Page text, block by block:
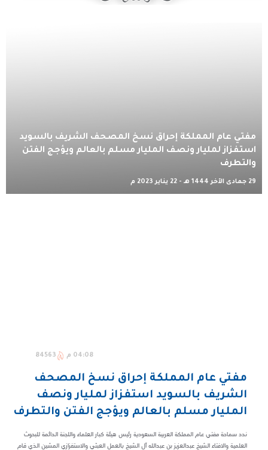
مفتي عام المملكة إحراق نسخ المصحف الشريف بالسويد
استفزاز لمليار ونصف المليار مسلم بالعالم ويؤجج الفتن
والتطرف
29 جمادى الآخر 1444 هـ - 22 يناير 2023 م
04:08 م 84563
مفتي عام المملكة إحراق نسخ المصحف
الشريف بالسويد استفزاز لمليار ونصف
المليار مسلم بالعالم ويؤجج الفتن والتطرف
ندد سماحة مفتي عام المملكة العربية السعودية رئيس هيئة كبار العلماء واللجنة الدائمة للبحوث
العلمية والافتاء الشيخ عبدالعزيز بن عبدالله آل الشيخ بالعمل العبثي والاستفزازي المشين الذي قام